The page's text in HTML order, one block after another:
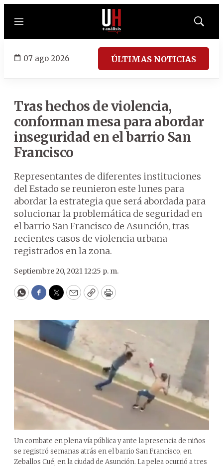
Menú
Mostrar
07 ago 2026 ÚLTIMAS NOTICIAS
Tras hechos de violencia,
conforman mesa para abordar
inseguridad en el barrio San
Francisco
Representantes de diferentes instituciones
del Estado se reunieron este lunes para
abordar la estrategia que será abordada para
solucionar la problemática de seguridad en
el barrio San Francisco de Asunción, tras
recientes casos de violencia urbana
registrados en la zona.
Septiembre 20, 2021 12:25 p. m.
WhatsApp
Facebook
Twitter
EmailCopyPrint
Un combate en plena vía pública y ante la presencia de niños
se registró semanas atrás en el barrio San Francisco, en
Zeballos Cué, en la ciudad de Asunción. La pelea ocurrió a tres